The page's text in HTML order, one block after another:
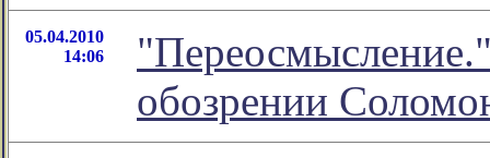
05.04.2010
14:06
обозрении